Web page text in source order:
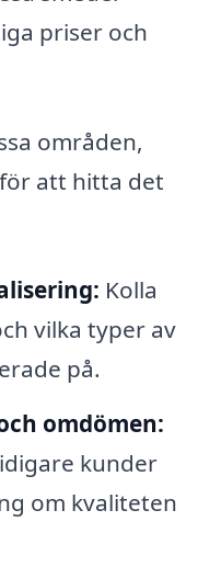
priser och
områden,
att hitta det
Kolla
vilka typer av
på.
omdömen:
kunder
om kvaliteten